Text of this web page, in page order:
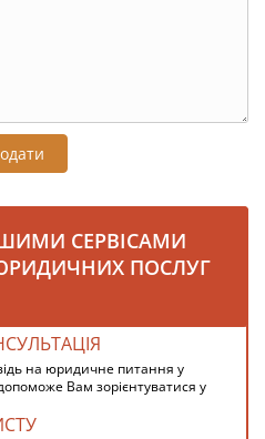
СЕРВІСАМИ
ПОСЛУГ
на юридичне питання у
Вам зорієнтуватися у